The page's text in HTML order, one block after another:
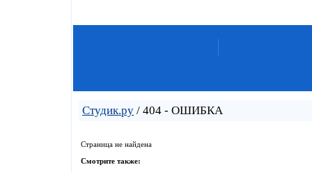
Студик.ру / 404 - ОШИБКА
Страница не найдена
Смотрите также: